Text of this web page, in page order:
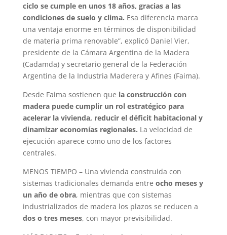
ciclo se cumple en unos 18 años, gracias a las
condiciones de suelo y clima. Esa diferencia marca
una ventaja enorme en términos de disponibilidad
de materia prima renovable”, explicó Daniel Vier,
presidente de la Cámara Argentina de la Madera
(Cadamda) y secretario general de la Federación
Argentina de la Industria Maderera y Afines (Faima).
Desde Faima sostienen que la construcción con
madera puede cumplir un rol estratégico para
acelerar la vivienda, reducir el déficit habitacional y
dinamizar economías regionales. La velocidad de
ejecución aparece como uno de los factores
centrales.
MENOS TIEMPO – Una vivienda construida con
sistemas tradicionales demanda entre ocho meses y
un año de obra, mientras que con sistemas
industrializados de madera los plazos se reducen a
dos o tres meses, con mayor previsibilidad.